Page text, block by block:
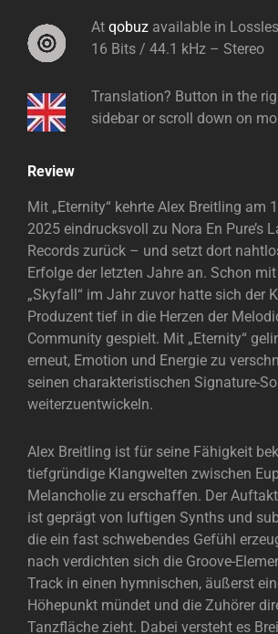
At qobuz available in
16 Bits / 44.1 kHz – Stereo
Translation? Button in the
sidebar or scroll down on
Review
Mit „Eternity“ kehrte Alex Breitling am
2025 eindrucksvoll zu Nora En Pure’s
Records zurück – und setzt dort
Erfolge der letzten Jahre an. Schon
„Skyfall“ im Jahr zuvor hatte sich der
Produzent tief in die Herzen der
Community gespielt. Mit „Eternity“
erneut, Emotion und Energie zu
seinen charakteristischen Signature-
weiterzuentwickeln.
Alex Breitling ist für seine Fähigkeit
tiefgründige Klangwelten zwischen
Melancholie zu erschaffen. Der
ist geprägt von luftigen Synths und
die ein fast schwebendes Gefühl
nach verdichten sich die Groove-
Track in einen hymnischen, äußerst
Höhepunkt mündet und die Zuhörer
Tanzfläche zieht. Dabei versteht es